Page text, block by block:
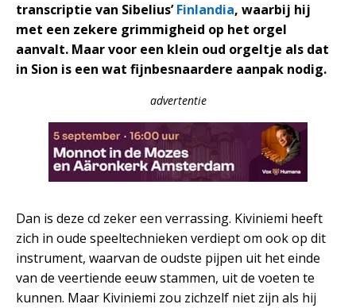
transcriptie van Sibelius’Finlandia, waarbij hij
met een zekere grimmigheid op het orgel
aanvalt. Maar voor een klein oud orgeltje als dat
in Sion is een wat fijnbesnaardere aanpak nodig.
advertentie
Dan is deze cd zeker een verrassing. Kiviniemi heeft
zich in oude speeltechnieken verdiept om ook op dit
instrument, waarvan de oudste pijpen uit het einde
van de veertiende eeuw stammen, uit de voeten te
kunnen. Maar Kiviniemi zou zichzelf niet zijn als hij